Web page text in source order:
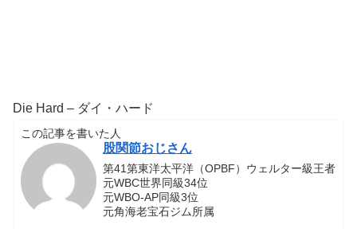
Die Hard – ダイ・ハード
この記事を書いた人
股関節おじさん
第41第東洋太平洋（OPBF）ウェルター級王者
元WBC世界同級34位
元WBO-AP同級3位
元角海老宝石ジム所属